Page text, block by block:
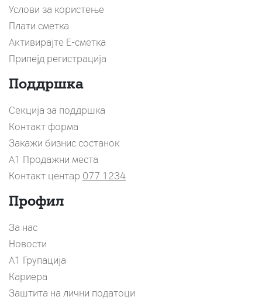
Услови за користење
Плати сметка
Активирајте Е-сметка
Припејд регистрација
Поддршка
Секција за поддршка
Контакт форма
Закажи бизнис состанок
A1 Продажни места
Контакт центар 077 1234
Профил
За нас
Новости
А1 Групација
Кариера
Заштита на лични податоци